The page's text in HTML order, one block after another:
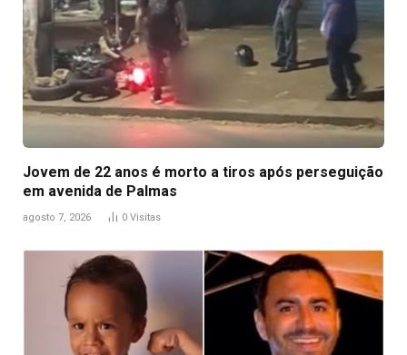
Jovem de 22 anos é morto a tiros após perseguição
em avenida de Palmas
agosto 7, 2026 0 Visitas